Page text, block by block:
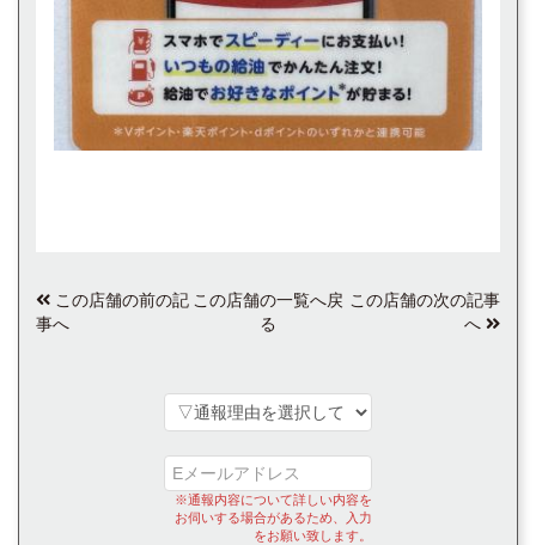
この店舗の前の記
事へ
この店舗の一覧へ戻
る
この店舗の次の記事
へ
※通報内容について詳しい内容を
お伺いする場合があるため、入力
をお願い致します。